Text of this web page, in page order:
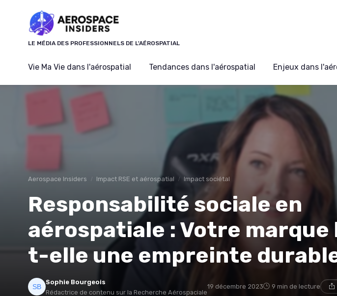
LE MÉDIA DES PROFESSIONNELS DE L'AÉROSPATIAL
Vie Ma Vie dans l'aérospatial Tendances dans l'aérospatial Enjeux dans
Aerospace Insiders Impact RSE et aérospatial Impact sociétal
Responsabilité sociale en
aérospatiale : Votre marque
t-elle une empreinte
Sophie Bourgeois
Rédactrice de contenu sur la Recherche Aérospaciale
19 décembre 2023 9 min de lecture